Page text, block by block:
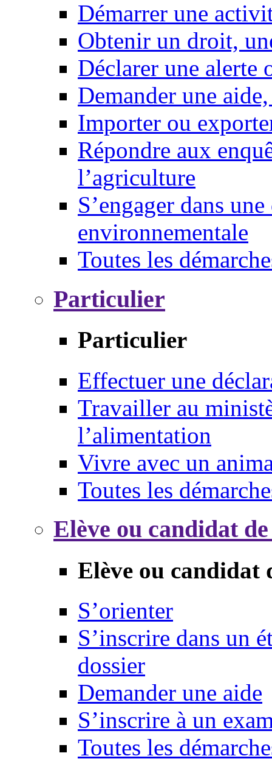
Démarrer une
Obtenir un droit,
Déclarer une alerte
Demander une
Importer ou
Répondre aux
l’agriculture
S’engager dans
environnementale
Toutes les
Particulier
Particulier
Effectuer une
Travailler au
l’alimentation
Vivre avec un
Toutes les
Elève ou candidat
Elève ou candidat
S’orienter
S’inscrire dans un
dossier
Demander une aide
S’inscrire à un
Toutes les